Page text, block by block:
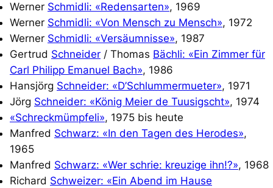
Werner Schmidli: «Redensarten», 1969
Werner Schmidli: «Von Mensch zu Mensch», 1972
Werner Schmidli: «Versäumnisse», 1987
Gertrud Schneider / Thomas Bächli: «Ein Zimmer für
Carl Philipp Emanuel Bach», 1986
Hansjörg Schneider: «D’Schlummermueter», 1971
Jörg Schneider: «König Meier de Tuusigscht», 1974
«Schreckmümpfeli», 1975 bis heute
Manfred Schwarz: «In den Tagen des Herodes»,
1965
Manfred Schwarz: «Wer schrie: kreuzige ihn!?», 1968
Richard Schweizer: «Ein Abend im Hause